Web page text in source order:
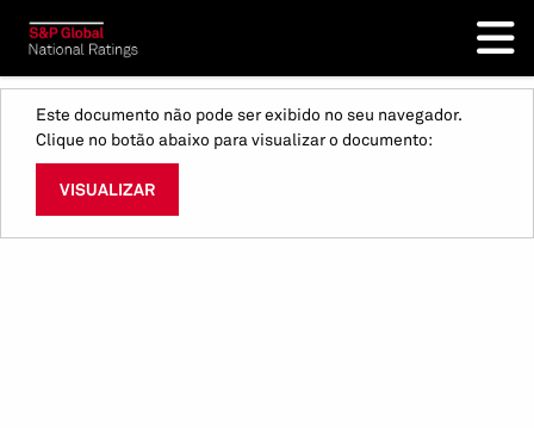
Este documento não pode ser exibido no seu navegador.
Clique no botão abaixo para visualizar o documento:
VISUALIZAR